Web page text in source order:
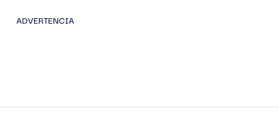
ADVERTENCIA